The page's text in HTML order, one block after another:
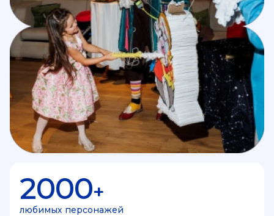
2000+
любимых персонажей